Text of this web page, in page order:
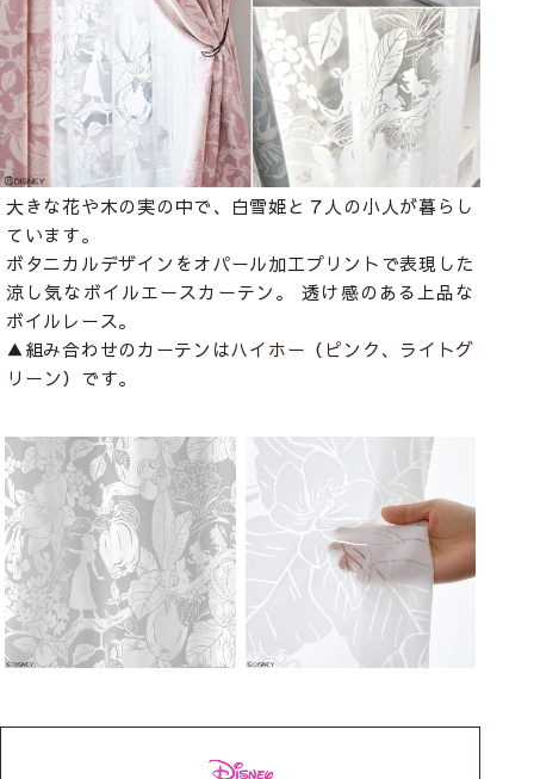
大きな花や木の実の中で、白雪姫と７人の小人が暮らし
ています。
ボタニカルデザインをオパール加工プリントで表現した
涼し気なボイルエースカーテン。 透け感のある上品な
ボイルレース。
▲組み合わせのカーテンはハイホー（ピンク、ライトグ
リーン） です。